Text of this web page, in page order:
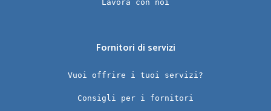
Lavora con noi
Fornitori di servizi
Vuoi offrire i tuoi servizi?
Consigli per i fornitori